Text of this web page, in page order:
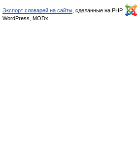
Экспорт словарей на сайты , сделанные на PHP,
WordPress, MODx.